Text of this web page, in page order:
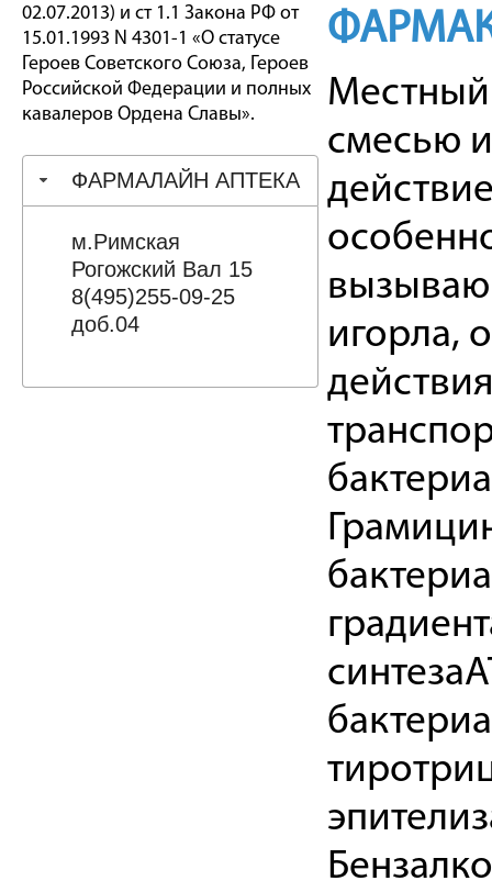
02.07.2013) и ст 1.1 Закона РФ от
15.01.1993 N 4301-1 «О статусе
Героев Советского Союза, Героев
Российской Федерации и полных
кавалеров Ордена Славы».
ФАРМАЛАЙН АПТЕКА
м.Римская
Рогожский Вал 15
8(495)255-09-25
доб.04
Местный
смесью
игорла,